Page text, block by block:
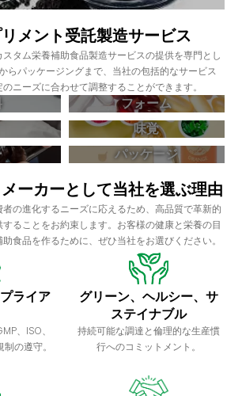
メント受託製造サービス
タム栄養補助食品製造サービスの提供を専門とし
らパッケージングまで、当社の包括的なサービス
ニーズに合わせて調整することができます。
フォーム
味覚
パッケージ
ーカーとして当社を選ぶ理由
の進化するニーズに応えるため、高品質で革新的
ることをお約束します。お客様の健康と栄養の目
食品を作るために、ぜひ当社をお選びください。
ライア
、ISO、
の遵守。
グリーン、ヘルシー、サ
ステイナブル
持続可能な調達と倫理的な生産慣
行へのコミットメント。